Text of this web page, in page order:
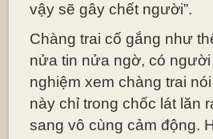
vậy sẽ gây chết người”.
Chàng trai cố gắng như
nửa tin nửa ngờ, có
nghiệm xem chàng trai
này chỉ trong chốc lát lăn
sang vô cùng cảm động.